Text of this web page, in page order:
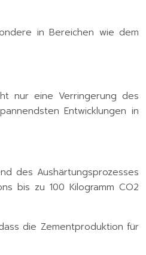
in Bereichen wie dem
nur eine Verringerung des
Entwicklungen in
des Aushärtungsprozesses
bis zu 100 Kilogramm CO2
die Zementproduktion für